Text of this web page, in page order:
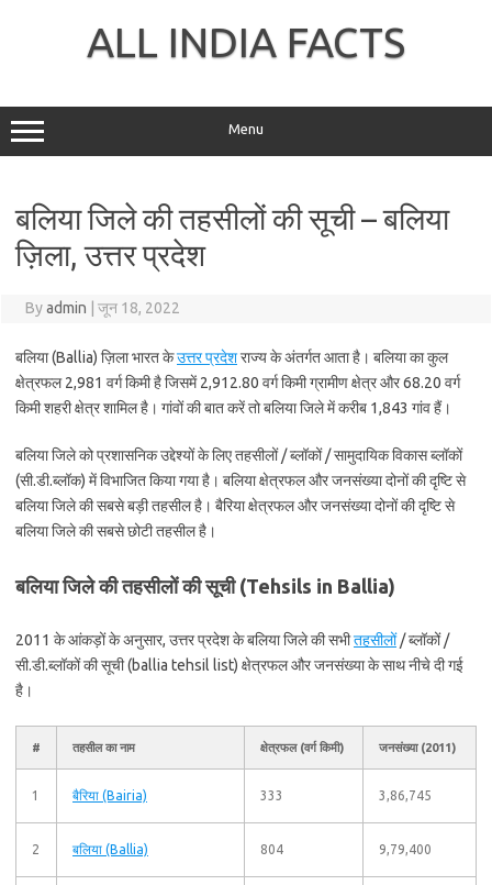
ALL INDIA FACTS
Menu
बलिया जिले की तहसीलों की सूची – बलिया
ज़िला, उत्तर प्रदेश
Byadmin जून 18, 2022
बलिया (Ballia) ज़िला भारत केउत्तर प्रदेशराज्य के अंतर्गत आता है। बलिया का कुल
क्षेत्रफल 2,981 वर्ग किमी है जिसमें 2,912.80 वर्ग किमी ग्रामीण क्षेत्र और 68.20 वर्ग
किमी शहरी क्षेत्र शामिल है। गांवों की बात करें तो बलिया जिले में करीब 1,843 गांव हैं।
बलिया जिले को प्रशासनिक उद्देश्यों के लिए तहसीलों / ब्लॉकों / सामुदायिक विकास ब्लॉकों
(सी.डी.ब्लॉक) में विभाजित किया गया है। बलिया क्षेत्रफल और जनसंख्या दोनों की दृष्टि से
बलिया जिले की सबसे बड़ी तहसील है। बैरिया क्षेत्रफल और जनसंख्या दोनों की दृष्टि से
बलिया जिले की सबसे छोटी तहसील है।
बलिया जिले की तहसीलों की सूची (Tehsils in Ballia)
2011 के आंकड़ों के अनुसार, उत्तर प्रदेश के बलिया जिले की सभीतहसीलों/ ब्लॉकों /
सी.डी.ब्लॉकों की सूची (ballia tehsil list) क्षेत्रफल और जनसंख्या के साथ नीचे दी गई
है।
# तहसील का नाम क्षेत्रफल (वर्ग किमी) जनसंख्या (2011)
1 बैरिया (Bairia) 333 3,86,745
2 बलिया (Ballia) 804 9,79,400